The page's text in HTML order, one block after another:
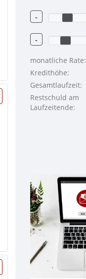
-
-
monatliche Rate:
Kredithöhe:
Gesamtlaufzeit:
Restschuld am
Laufzeitende: